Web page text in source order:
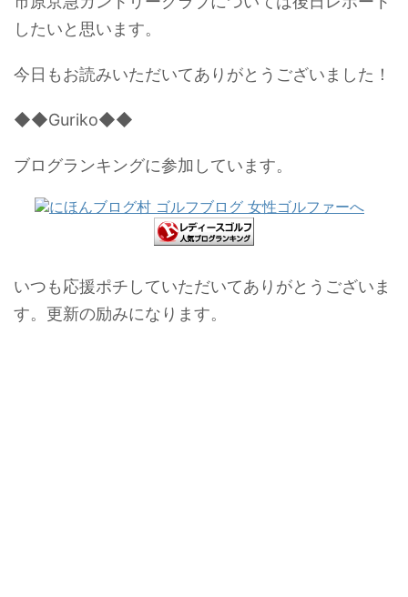
したいと思います。
今日もお読みいただいてありがとうございました！
◆◆Guriko◆◆
ブログランキングに参加しています。
いつも応援ポチしていただいてありがとうございま
す。更新の励みになります。